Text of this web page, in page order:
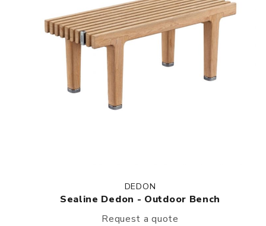
DEDON
Sealine Dedon - Outdoor Bench
Request a quote